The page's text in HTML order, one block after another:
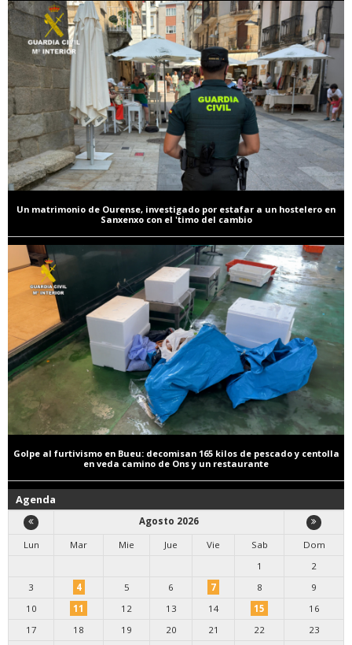
Un matrimonio de Ourense, investigado por estafar a un hostelero en
Sanxenxo con el 'timo del cambio
Golpe al furtivismo en Bueu: decomisan 165 kilos de pescado y centolla
en veda camino de Ons y un restaurante
Agenda
Agosto 2026
Lun
Mar Mie Jue Vie Sab
Dom
1
2
3
4 5 6 7 8
9
10
11 12 13 14 15
16
17
18 19 20 21 22
23